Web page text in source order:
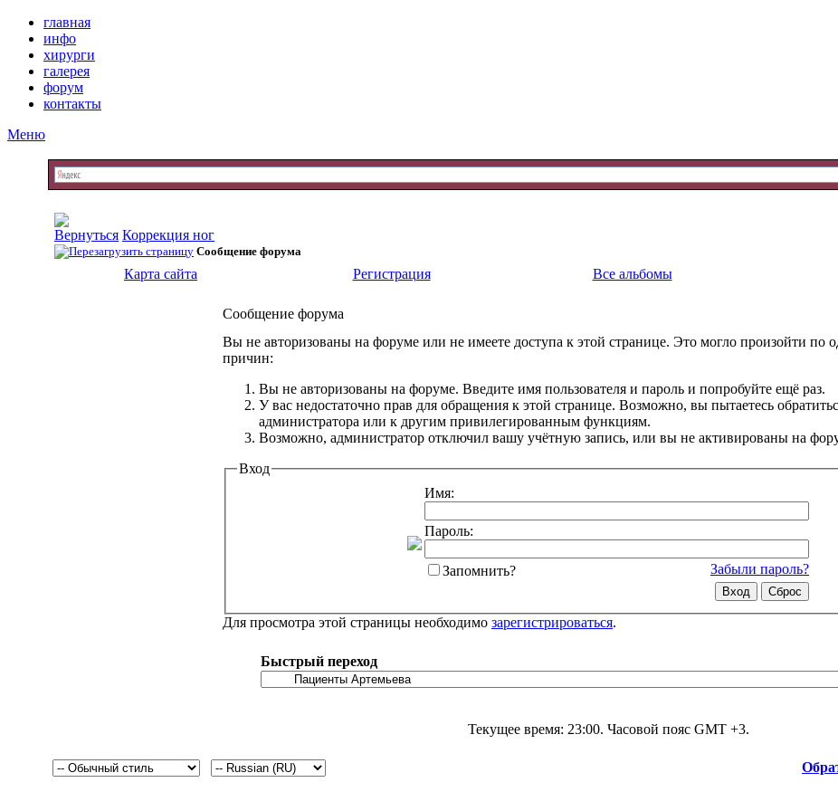
главная
инфо
хирурги
галерея
форум
контакты
Меню
Коррекция ног
Сообщение форума
Карта сайта
Регистрация Все альбомы
Сообщение форума
Вы не авторизованы на форуме или не имеете доступа к этой странице. Это могло произойти по
причин:
Вы не авторизованы на форуме. Введите имя пользователя и пароль и попробуйте ещё раз.
У вас недостаточно прав для обращения к этой странице. Возможно, вы пытаетесь
администратора или к другим привилегированным функциям.
Возможно, администратор отключил вашу учётную запись, или вы не активированы на
Вход
Имя:
Пароль:
Забыли пароль?
Запомнить?
Для просмотра этой страницы необходимо зарегистрироваться.
Быстрый переход
Текущее время: 23:00. Часовой пояс GMT +3.